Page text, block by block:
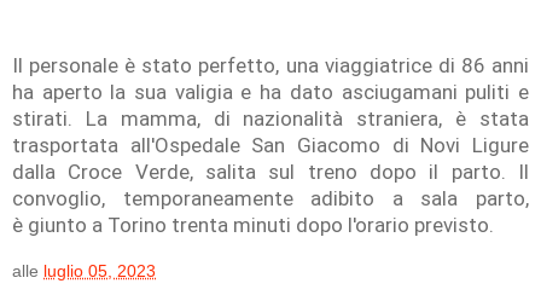
Il personale è stato perfetto, una viaggiatrice di 86 anni
ha aperto la sua valigia e ha dato asciugamani puliti e
stirati. La mamma, di nazionalità straniera, è stata
trasportata all'Ospedale San Giacomo di Novi Ligure
dalla Croce Verde, salita sul treno dopo il parto. Il
convoglio, temporaneamente adibito a sala parto,
è giunto a Torino trenta minuti dopo l'orario previsto.
alle luglio 05, 2023